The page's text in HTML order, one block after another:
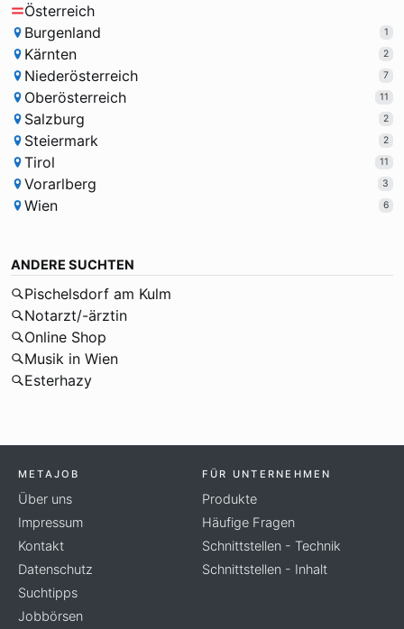
Österreich
Burgenland
1
Kärnten 2
Niederösterreich 7
Oberösterreich 11
Salzburg 2
Steiermark 2
Tirol 11
Vorarlberg 3
Wien 6
ANDERE SUCHTEN
Pischelsdorf am Kulm
Notarzt/-ärztin
Online Shop
Musik in Wien
Esterhazy
METAJOB
Über uns
Impressum
Kontakt
Datenschutz
Suchtipps
Jobbörsen
FÜR UNTERNEHMEN
Produkte
Häufige Fragen
Schnittstellen - Technik
Schnittstellen - Inhalt